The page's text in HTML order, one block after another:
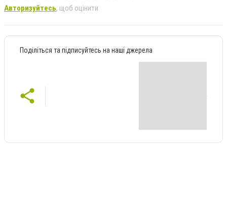
Авторизуйтесь, щоб оцінити
Поділіться та підписуйтесь на наші джерела